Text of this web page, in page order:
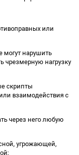
или
могут нарушить
чрезмерную нагрузку
скрипты
взаимодействия с
через него любую
угрожающей,